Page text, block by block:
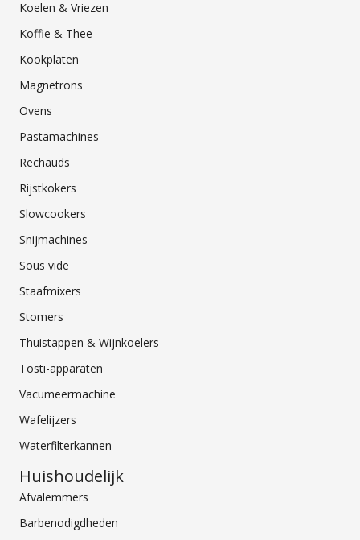
Koelen & Vriezen
Koffie & Thee
Kookplaten
Magnetrons
Ovens
Pastamachines
Rechauds
Rijstkokers
Slowcookers
Snijmachines
Sous vide
Staafmixers
Stomers
Thuistappen & Wijnkoelers
Tosti-apparaten
Vacumeermachine
Wafelijzers
Waterfilterkannen
Huishoudelijk
Afvalemmers
Barbenodigdheden